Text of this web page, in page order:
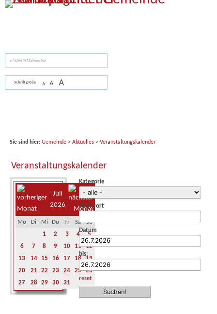
Zum Inhalt,zur Navigationoderzur Startseitespringen.
Schriftgröße A A A
Sie sind hier: Gemeinde> Aktuelles> Veranstaltungskalender
Veranstaltungskalender
Juli
2026
Mo Di Mi Do Fr Sa
So
1
2 3 4
5
6
7 8 9 10 11
12
13
14 15 16 17 18
19
20
21 22 23 24 25
26
27
28 29 30 31
Kategorie
Suchwort
Datum
bis:
reset